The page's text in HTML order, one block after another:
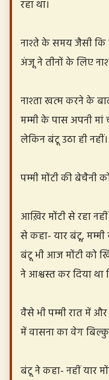
रहा था।
नाश्ते के समय जैसी
अंजू ने तीनों के लिए
नाश्ता खत्म करने के
मम्मी के पास अपनी मां
लेकिन बंटू उठा ही नहीं।
पम्मी मोंटी की बेचैनी
आख़िर मोंटी से रहा
से कहा- यार बंटू, मम्मी
बंटू भी आज मोंटी को
ने आश्वस्त कर दिया
वैसे भी पम्मी रात में
में वासना का वेग
बंटू ने कहा- नहीं यार